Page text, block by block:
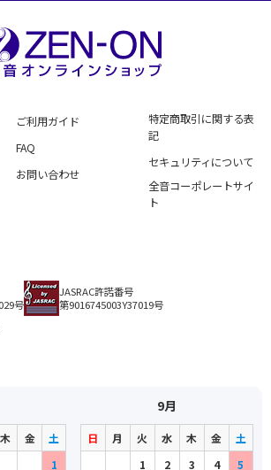
ご利用ガイド
FAQ
お問い合わせ
特定商取引に関する表
記
セキュリティについて
全音コーポレートサイ
ト
号
JASRAC許諾番号
第9016745003Y37019号
木 金
土
1
9月
日 月 火 水 木 金
土
1
2 3 4 5